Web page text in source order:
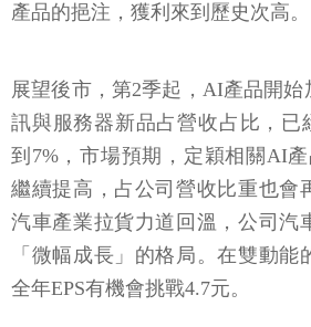
產品的挹注，獲利來到歷史次高。
展望後市，第2季起，AI產品開始
訊與服務器新品占營收占比，已
到7%，市場預期，定穎相關AI
繼續提高，占公司營收比重也會
汽車產業拉貨力道回溫，公司汽
「微幅成長」的格局。在雙動
全年EPS有機會挑戰4.7元。